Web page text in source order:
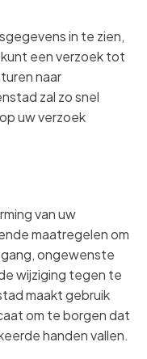
in te zien,
een verzoek tot
naar
zal zo snel
uw verzoek
van uw
maatregelen om
ongewenste
wijziging tegen te
maakt gebruik
om te borgen dat
handen vallen.